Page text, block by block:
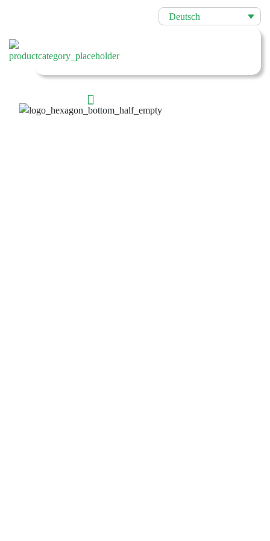
Deutsch